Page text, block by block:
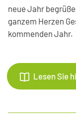
neue Jahr
ganzem Herzen
kommenden Jahr.
Lesen Sie